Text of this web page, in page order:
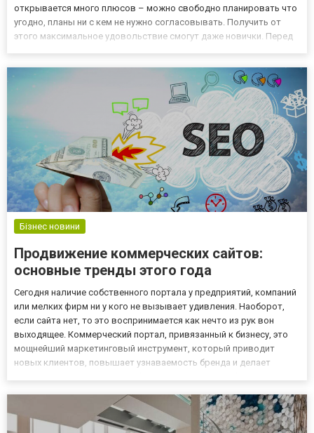
открывается много плюсов – можно свободно планировать что
угодно, планы ни с кем не нужно согласовывать. Получить от
этого максимальное удовольствие смогут даже новички. Перед
Бізнес новини
Продвижение коммерческих сайтов:
основные тренды этого года
Сегодня наличие собственного портала у предприятий, компаний
или мелких фирм ни у кого не вызывает удивления. Наоборот,
если сайта нет, то это воспринимается как нечто из рук вон
выходящее. Коммерческий портал, привязанный к бизнесу, это
мощнейший маркетинговый инструмент, который приводит
новых клиентов, повышает узнаваемость бренда и делает